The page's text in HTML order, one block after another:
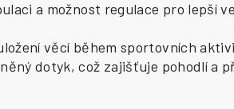
a možnost regulace pro lepší
věcí během sportovních
dotyk, což zajišťuje pohodlí a